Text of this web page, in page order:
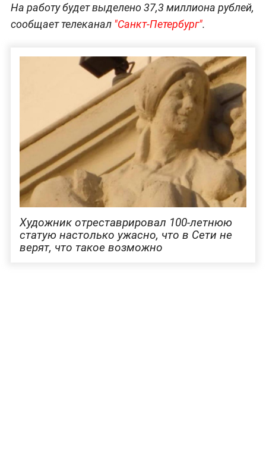
На работу будет выделено 37,3 миллиона рублей,
сообщает телеканал "Санкт-Петербург".
Художник отреставрировал 100-летнюю
статую настолько ужасно, что в Сети не
верят, что такое возможно